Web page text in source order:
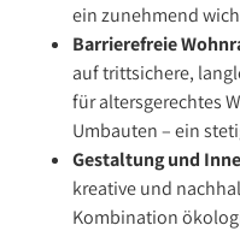
ein zunehmend
Barrierefreie
auf trittsichere,
für altersgerechtes
Umbauten – ein
Gestaltung und
kreative und
Kombination